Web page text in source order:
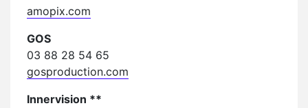
amopix.com
GOS
03 88 28 54 65
gosproduction.com
Innervision **